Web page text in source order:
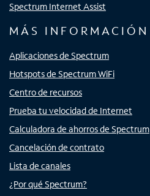
Spectrum Internet Assist
MÁS INFORMACIÓN
Aplicaciones de Spectrum
Hotspots de Spectrum WiFi
Centro de recursos
Prueba tu velocidad de Internet
Calculadora de ahorros de Spectrum
Cancelación de contrato
Lista de canales
¿Por qué Spectrum?